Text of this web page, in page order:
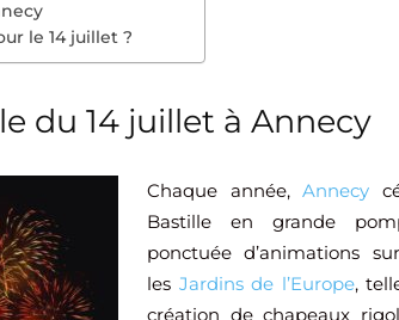
le 14 juillet ?
du 14 juillet à Annecy
Chaque année,Annecy
Bastille en grande
ponctuée d’animations
les Jardins de l’Europe,
création de chapeaux